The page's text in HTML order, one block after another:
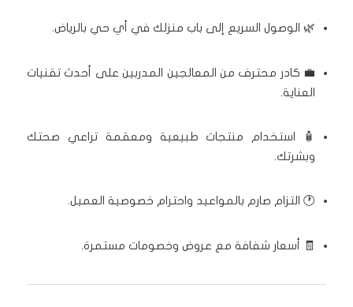
🌿 الوصول السريع إلى باب منزلك في أي حي بالرياض.
💼 كادر محترف من المعالجين المدربين على أحدث تقنيات
العناية.
🧴 استخدام منتجات طبيعية ومعقمة تراعي صحتك
وبشرتك.
🕐 التزام صارم بالمواعيد واحترام خصوصية العميل.
🧾 أسعار شفافة مع عروض وخصومات مستمرة.